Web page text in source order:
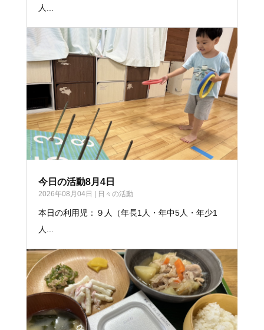
人...
今日の活動8月4日
2026年08月04日 日々の活動
本日の利用児：９人（年長1人・年中5人・年少1
人...